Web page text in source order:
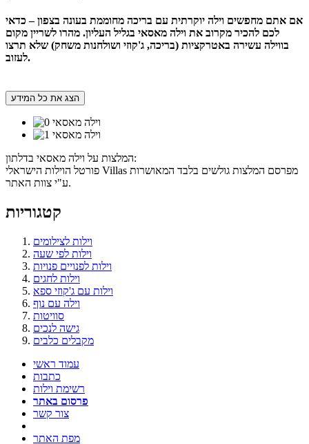
אם אתם מחפשים וילה יוקרתית עם בריכה מחוממת בעונה בצפון – כדאי
לכם להכיר מקרוב את וילה מאסאי בגליל העליון. מהרו לשריין מקום
בווילה עשירה באטרקציות (בריכה, ג'קוזי ושולחנות משחק) שלא תרצו
לעזוב.
הצג את כל המידע
המלצות על וילה מאסאי בדלתון:
פורטל הוילות הישראלי Villas מפרסם המלצות גולשים בלבד המאושרות
ע"י צוות האתר.
קטגוריות
וילות לצילומים
וילות לפי שעה
וילות לפנויים פנויות
וילות לחגים
וילות עם ג'קוזי ספא
וילה עם נוף
סוויטות
גישה לנכים
מקבלים כלבים
עמוד ראשי
כתבות
רשימת וילות
פרסום באתר
צור קשר
מפת האתר